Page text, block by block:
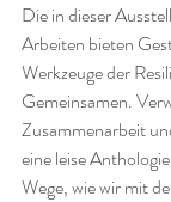
Die in dieser
Arbeiten bieten
Werkzeuge der
Gemeinsamen.
Zusammenarbeit
eine leise
Wege, wie wir mit